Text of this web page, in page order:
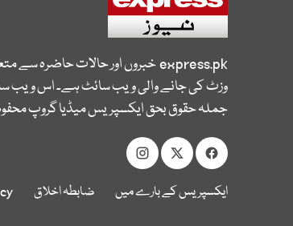
express.pkخبروں اور حالات حاضرہ سے
وزٹ کی جانے والی ویب سائٹ ہے۔ اس ویب
جملہ حقوق بحق ایکسپریس میڈیا گروپ
ایکسپریس کے بارے میں ضابطہ اخلاق